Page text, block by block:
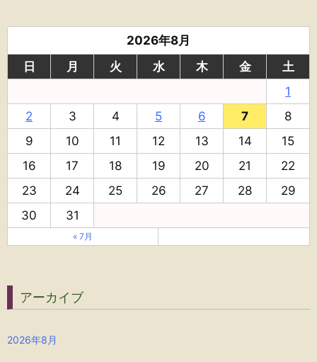
2026年8月
日
月 火 水 木 金
土
1
2
3 4 5 6 7
8
9
10 11 12 13 14
15
16
17 18 19 20 21
22
23
24 25 26 27 28
29
30
31
« 7月
アーカイブ
2026年8月